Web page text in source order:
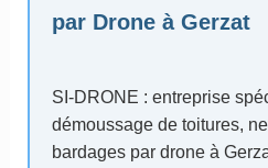
par Drone à Gerzat
SI-DRONE : entreprise
démoussage de toitures,
bardages par drone à